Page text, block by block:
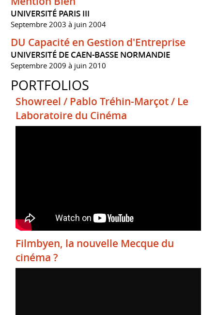
UNIVERSITÉ PARIS III
Septembre 2003 à juin 2004
DU Capacité en Gestion d'Entreprise
UNIVERSITÉ DE CAEN-BASSE NORMANDIE
Septembre 2009 à juin 2010
PORTFOLIOS
Showreel / Pablo Tréhin-Marçot / Le
Laboratoire du Cinéma
Filmbyen, la nouvelle Mecque du
cinéma ?